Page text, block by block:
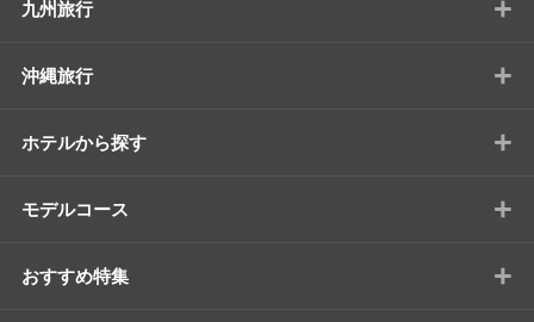
九州旅行 +
沖縄旅行 +
ホテルから探す +
モデルコース +
おすすめ特集 +